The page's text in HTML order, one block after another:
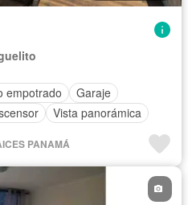
empotrado
Garaje
Vista panorámica
PANAMÁ